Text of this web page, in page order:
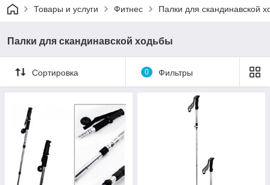
Товары и услуги Фитнес Палки для скандинавской
Палки для скандинавской ходьбы
Сортировка 0 Фильтры